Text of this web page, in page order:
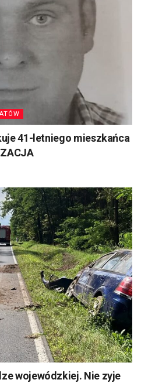
41-letniego mieszkańca
wojewódzkiej. Nie zyje